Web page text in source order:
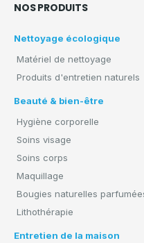
NOS PRODUITS
Nettoyage écologique
Matériel de nettoyage
Produits d'entretien naturels
Beauté & bien-être
Hygiène corporelle
Soins visage
Soins corps
Maquillage
Bougies naturelles
Lithothérapie
Entretien de la maison